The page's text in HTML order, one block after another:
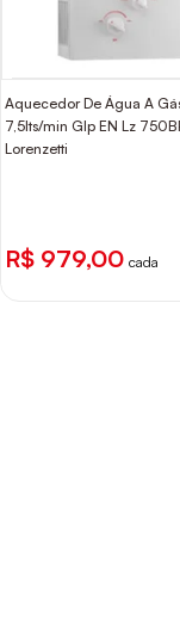
Aquecedor De Água A
7,5lts/min Glp EN Lz
Lorenzetti
R$ 979,00 cada